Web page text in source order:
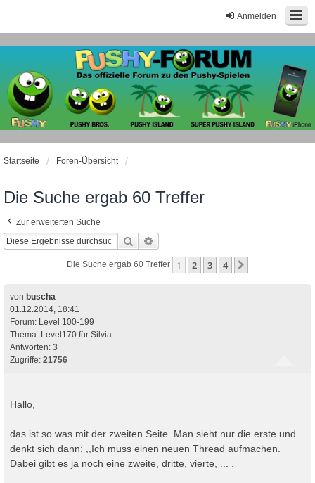
Anmelden
Startseite Foren-Übersicht
Die Suche ergab 60 Treffer
Zur erweiterten Suche
Suche
Die Suche ergab 60 Treffer 1 2 3 4
von buscha
01.12.2014, 18:41
Forum: Level 100-199
Thema: Level170 für Silvia
Antworten: 3
Zugriffe: 21756
Hallo,
das ist so was mit der zweiten Seite. Man sieht nur die erste und
denkt sich dann: ,,Ich muss einen neuen Thread aufmachen.
Dabei gibt es ja noch eine zweite, dritte, vierte, ... .